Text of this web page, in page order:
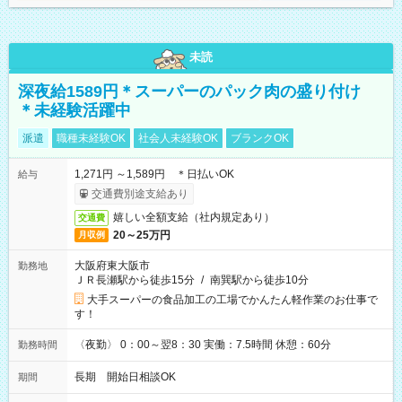
未読
深夜給1589円＊スーパーのパック肉の盛り付け
＊未経験活躍中
派遣 職種未経験OK 社会人未経験OK ブランクOK
給与
1,271円 ～1,589円 ＊日払いOK
交通費別途支給あり
交通費 嬉しい全額支給（社内規定あり）
月収例 20～25万円
勤務地
大阪府東大阪市
ＪＲ長瀬駅から徒歩15分 / 南巽駅から徒歩10分
大手スーパーの食品加工の工場でかんたん軽作業のお仕事で
す！
勤務時間 〈夜勤〉 0：00～翌8：30 実働：7.5時間 休憩：60分
期間 長期 開始日相談OK